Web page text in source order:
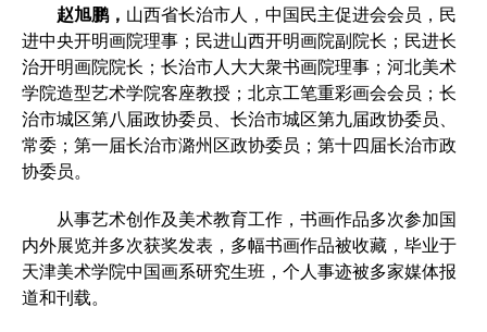
赵旭鹏， 山西省长治市人，中国民主促进会会员，民
进中央开明画院理事；民进山西开明画院副院长；民进长
治开明画院院长；长治市人大大衆书画院理事；河北美术
学院造型艺术学院客座教授；北京工笔重彩画会会员；长
治市城区第八届政协委员、长治市城区第九届政协委员、
常委；第一届长治市潞州区政协委员；第十四届长治市政
协委员。
从事艺术创作及美术教育工作，书画作品多次参加国
内外展览并多次获奖发表，多幅书画作品被收藏，毕业于
天津美术学院中国画系研究生班，个人事迹被多家媒体报
道和刊载。